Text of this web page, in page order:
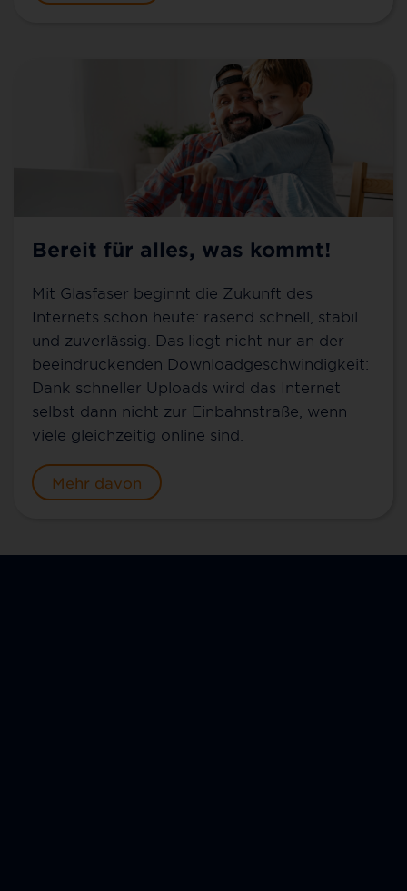
Bereit für alles, was kommt!
Mit Glasfaser beginnt die Zukunft des
Internets schon heute: rasend schnell, stabil
und zuverlässig. Das liegt nicht nur an der
beeindruckenden Downloadgeschwindigkeit:
Dank schneller Uploads wird das Internet
selbst dann nicht zur Einbahnstraße, wenn
viele gleichzeitig online sind.
Mehr davon